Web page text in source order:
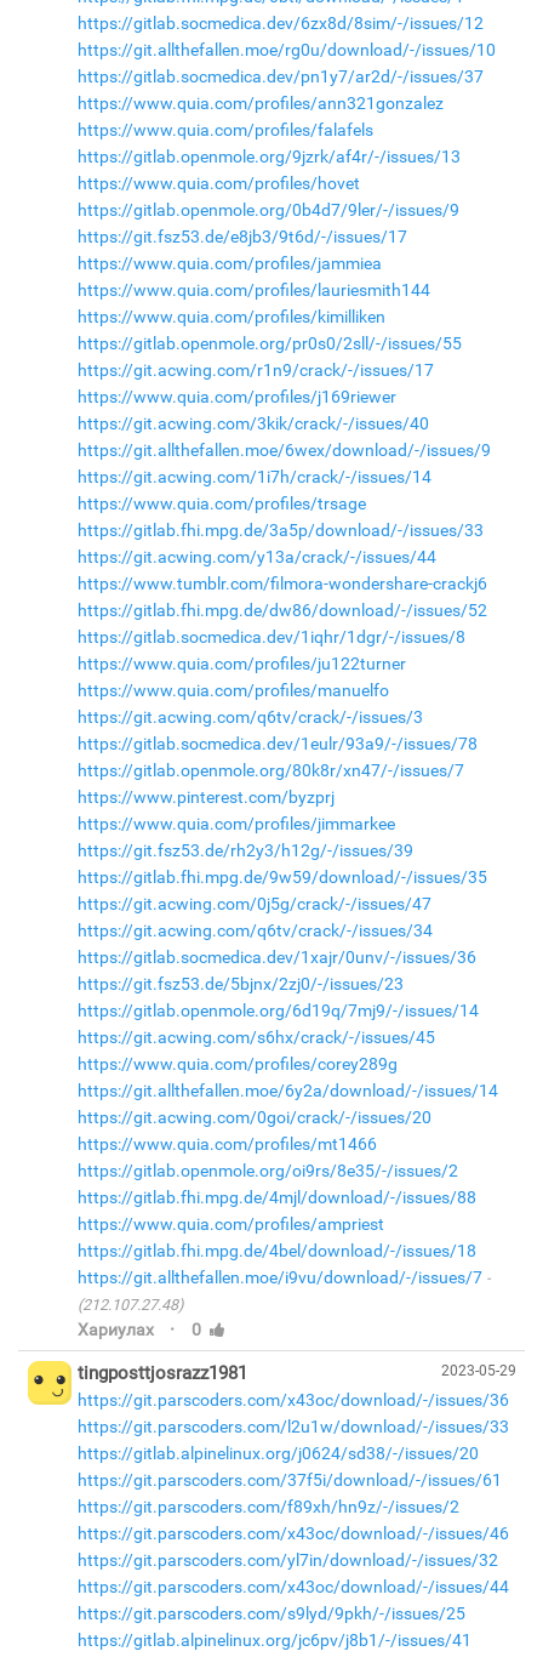
https://gitlab.socmedica.dev/6zx8d/8sim/-/issues/12
https://git.allthefallen.moe/rg0u/download/-/issues/10
https://gitlab.socmedica.dev/pn1y7/ar2d/-/issues/37
https://www.quia.com/profiles/ann321gonzalez
https://www.quia.com/profiles/falafels
https://gitlab.openmole.org/9jzrk/af4r/-/issues/13
https://www.quia.com/profiles/hovet
https://gitlab.openmole.org/0b4d7/9ler/-/issues/9
https://git.fsz53.de/e8jb3/9t6d/-/issues/17
https://www.quia.com/profiles/jammiea
https://www.quia.com/profiles/lauriesmith144
https://www.quia.com/profiles/kimilliken
https://gitlab.openmole.org/pr0s0/2sll/-/issues/55
https://git.acwing.com/r1n9/crack/-/issues/17
https://www.quia.com/profiles/j169riewer
https://git.acwing.com/3kik/crack/-/issues/40
https://git.allthefallen.moe/6wex/download/-/issues/9
https://git.acwing.com/1i7h/crack/-/issues/14
https://www.quia.com/profiles/trsage
https://gitlab.fhi.mpg.de/3a5p/download/-/issues/33
https://git.acwing.com/y13a/crack/-/issues/44
https://www.tumblr.com/filmora-wondershare-crackj6
https://gitlab.fhi.mpg.de/dw86/download/-/issues/52
https://gitlab.socmedica.dev/1iqhr/1dgr/-/issues/8
https://www.quia.com/profiles/ju122turner
https://www.quia.com/profiles/manuelfo
https://git.acwing.com/q6tv/crack/-/issues/3
https://gitlab.socmedica.dev/1eulr/93a9/-/issues/78
https://gitlab.openmole.org/80k8r/xn47/-/issues/7
https://www.pinterest.com/byzprj
https://www.quia.com/profiles/jimmarkee
https://git.fsz53.de/rh2y3/h12g/-/issues/39
https://gitlab.fhi.mpg.de/9w59/download/-/issues/35
https://git.acwing.com/0j5g/crack/-/issues/47
https://git.acwing.com/q6tv/crack/-/issues/34
https://gitlab.socmedica.dev/1xajr/0unv/-/issues/36
https://git.fsz53.de/5bjnx/2zj0/-/issues/23
https://gitlab.openmole.org/6d19q/7mj9/-/issues/14
https://git.acwing.com/s6hx/crack/-/issues/45
https://www.quia.com/profiles/corey289g
https://git.allthefallen.moe/6y2a/download/-/issues/14
https://git.acwing.com/0goi/crack/-/issues/20
https://www.quia.com/profiles/mt1466
https://gitlab.openmole.org/oi9rs/8e35/-/issues/2
https://gitlab.fhi.mpg.de/4mjl/download/-/issues/88
https://www.quia.com/profiles/ampriest
https://gitlab.fhi.mpg.de/4bel/download/-/issues/18
https://git.allthefallen.moe/i9vu/download/-/issues/7
(212.107.27.48)
Хариулах · 0
2023-05-29
tingposttjosrazz1981
https://git.parscoders.com/x43oc/download/-/issues/36
https://git.parscoders.com/l2u1w/download/-/issues/33
https://gitlab.alpinelinux.org/j0624/sd38/-/issues/20
https://git.parscoders.com/37f5i/download/-/issues/61
https://git.parscoders.com/f89xh/hn9z/-/issues/2
https://git.parscoders.com/x43oc/download/-/issues/46
https://git.parscoders.com/yl7in/download/-/issues/32
https://git.parscoders.com/x43oc/download/-/issues/44
https://git.parscoders.com/s9lyd/9pkh/-/issues/25
https://gitlab.alpinelinux.org/jc6pv/j8b1/-/issues/41